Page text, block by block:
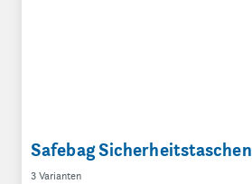
Safebag Sicherheitstaschen
3 Varianten